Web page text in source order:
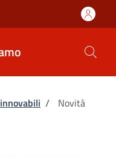
/ Novità